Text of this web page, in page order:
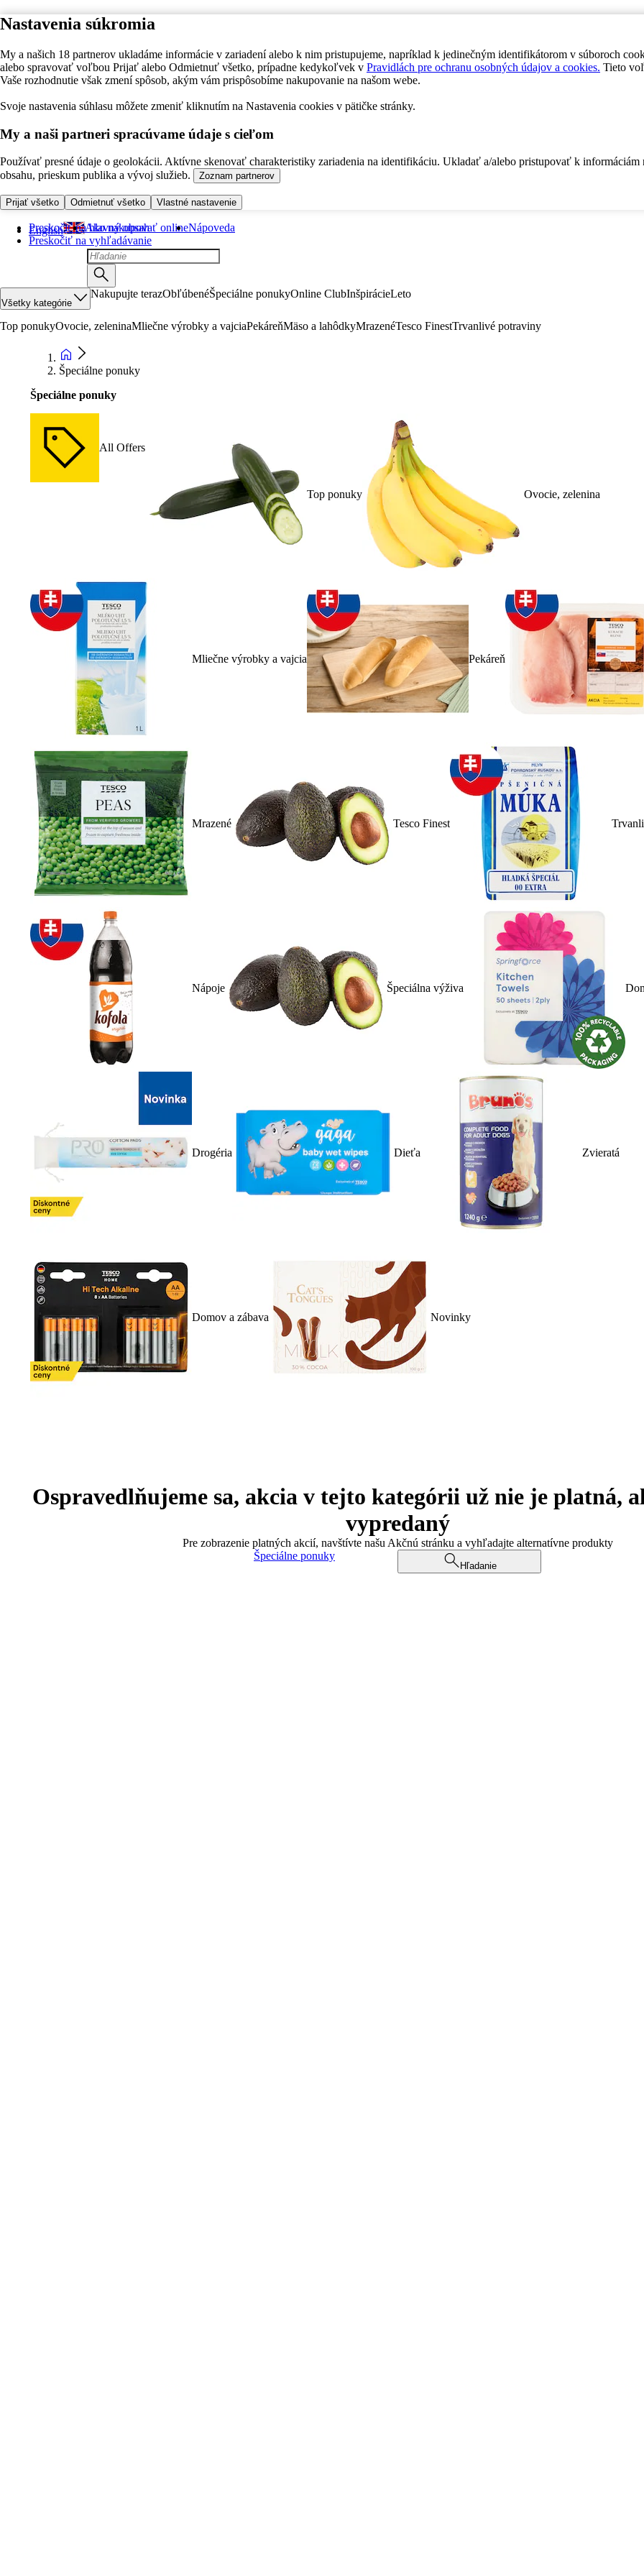
Nastavenia súkromia
My a našich 18 partnerov ukladáme informácie v zariadení alebo k nim pristupujeme, napríklad k jedinečným identifikátorom v súboroch
alebo spravovať voľbou Prijať alebo Odmietnuť všetko, prípadne kedykoľvek v Pravidlách pre ochranu osobných údajov a cookies. Tieto
Vaše rozhodnutie však zmení spôsob, akým vám prispôsobíme nakupovanie na našom webe.
Svoje nastavenia súhlasu môžete zmeniť kliknutím na Nastavenia cookies v pätičke stránky.
My a naši partneri spracúvame údaje s cieľom
Používať presné údaje o geolokácii. Aktívne skenovať charakteristiky zariadenia na identifikáciu. Ukladať a/alebo pristupovať k informáciám
obsahu, prieskum publika a vývoj služieb.
Zoznam partnerov
Prijať všetko Odmietnuť všetko Vlastné nastavenie
Preskočiť na hlavný obsah
Preskočiť na vyhľadávanie
English Ako nakupovať onlineNápoveda
Všetky kategórie
Nakupujte terazObľúbenéŠpeciálne ponukyOnline ClubInšpirácieLeto
Top ponukyOvocie, zeleninaMliečne výrobky a vajciaPekáreňMäso a lahôdkyMrazenéTesco FinestTrvanlivé potraviny
Špeciálne ponuky
Špeciálne ponuky
All Offers
Top ponuky Ovocie, zelenina
Mliečne výrobky a vajcia Pekáreň
Mrazené Tesco Finest
Nápoje Špeciálna výživa
Drogéria Dieťa Zvieratá
Domov a zábava Novinky
Ospravedlňujeme sa, akcia v tejto kategórii už nie je platná,
vypredaný
Pre zobrazenie platných akcií, navštívte našu Akčnú stránku a vyhľadajte alternatívne produkty
Špeciálne ponuky
Hľadanie